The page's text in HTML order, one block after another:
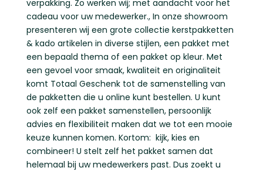
verpakking. Zo werken wij; met aandacht voor het
cadeau voor uw medewerker., In onze showroom
presenteren wij een grote collectie kerstpakketten
& kado artikelen in diverse stijlen, een pakket met
een bepaald thema of een pakket op kleur. Met
een gevoel voor smaak, kwaliteit en originaliteit
komt Totaal Geschenk tot de samenstelling van
de pakketten die u online kunt bestellen. U kunt
ook zelf een pakket samenstellen, persoonlijk
advies en flexibiliteit maken dat we tot een mooie
keuze kunnen komen. Kortom: kijk, kies en
combineer! U stelt zelf het pakket samen dat
helemaal bij uw medewerkers past. Dus zoekt u